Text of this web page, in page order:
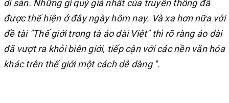
di sản. Những gì quý giá nhất của truyền thống đã
được thể hiện ở đây ngày hôm nay. Và xa hơn nữa với
đề tài "Thế giới trong tà áo dài Việt" thì rõ ràng áo dài
đã vượt ra khỏi biên giới, tiếp cận với các nền văn hóa
khác trên thế giới một cách dễ dàng ''.